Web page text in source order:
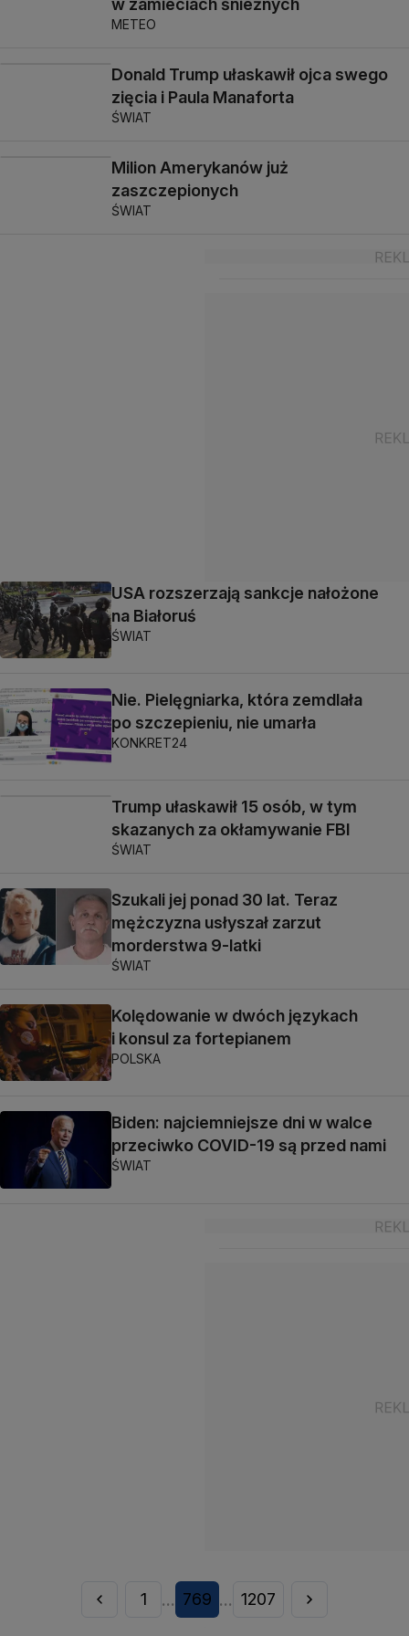
METEO
Donald Trump ułaskawił ojca swego
zięcia i Paula Manaforta
ŚWIAT
Milion Amerykanów już
zaszczepionych
ŚWIAT
USA rozszerzają sankcje nałożone
na Białoruś
ŚWIAT
Nie. Pielęgniarka, która zemdlała
po szczepieniu, nie umarła
KONKRET24
Trump ułaskawił 15 osób, w tym
skazanych za okłamywanie FBI
ŚWIAT
Szukali jej ponad 30 lat. Teraz
mężczyzna usłyszał zarzut
morderstwa 9-latki
ŚWIAT
Kolędowanie w dwóch językach
i konsul za fortepianem
POLSKA
Biden: najciemniejsze dni w walce
przeciwko COVID-19 są przed nami
ŚWIAT
1 ... 769 ... 1207